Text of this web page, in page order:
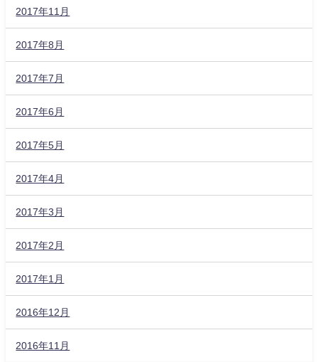
2017年11月
2017年8月
2017年7月
2017年6月
2017年5月
2017年4月
2017年3月
2017年2月
2017年1月
2016年12月
2016年11月